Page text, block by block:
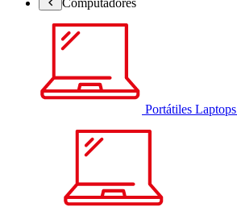
Portátiles Laptops